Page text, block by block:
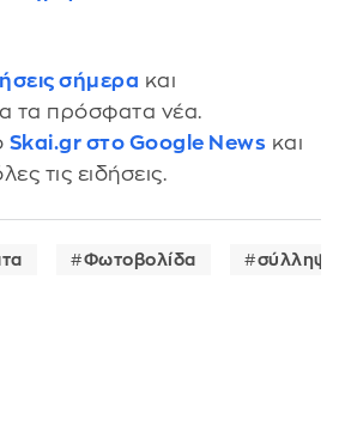
σήμερα και
τα πρόσφατα νέα.
Skai.gr στο Google News και
τις ειδήσεις.
Φωτοβολίδα σύλληψη